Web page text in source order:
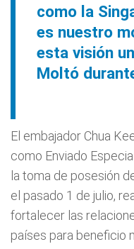
como la
es nuestro
esta visión
Moltó
El embajador Chua
como Enviado
la toma de posesión
el pasado 1 de julio,
fortalecer las
países para beneficio